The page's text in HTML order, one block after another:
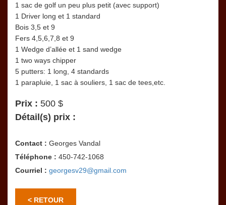
1 sac de golf un peu plus petit (avec support)
1 Driver long et 1 standard
Bois 3,5 et 9
Fers 4,5,6,7,8 et 9
1 Wedge d’allée et 1 sand wedge
1 two ways chipper
5 putters: 1 long, 4 standards
1 parapluie, 1 sac à souliers, 1 sac de tees,etc.
Prix : 500 $
Détail(s) prix :
Contact : Georges Vandal
Téléphone : 450-742-1068
Courriel : georgesv29@gmail.com
< RETOUR